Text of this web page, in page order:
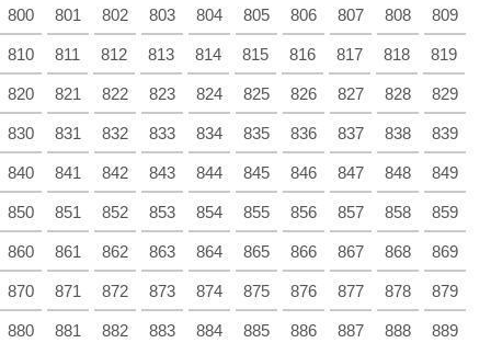
800 801 802 803 804 805 806 807 808 809
810 811 812 813 814 815 816 817 818 819
820 821 822 823 824 825 826 827 828 829
830 831 832 833 834 835 836 837 838 839
840 841 842 843 844 845 846 847 848 849
850 851 852 853 854 855 856 857 858 859
860 861 862 863 864 865 866 867 868 869
870 871 872 873 874 875 876 877 878 879
880 881 882 883 884 885 886 887 888 889